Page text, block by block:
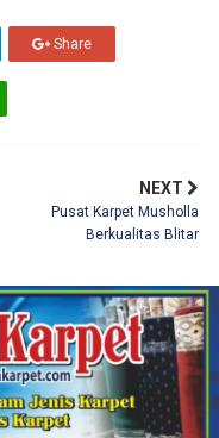
Share
NEXT
Pusat Karpet Musholla
Berkualitas Blitar